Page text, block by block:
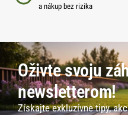
a nákup bez rizika
Oživte svoju
newsletterom!
Získajte exkluzívne tipy,